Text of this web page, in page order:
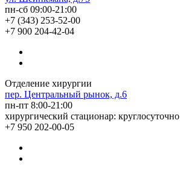
пн-сб 09:00-21:00
+7 (343) 253-52-00
+7 900 204-42-04
Отделение хирургии
пер. Центральный рынок, д.6
пн-пт 8:00-21:00
хирургический стационар: круглосуточно
+7 950 202-00-05